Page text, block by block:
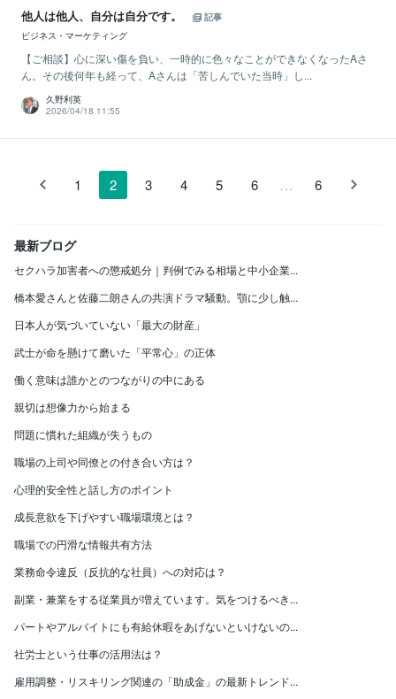
他人は他人、自分は自分です。
記事
ビジネス・マーケティング
【ご相談】心に深い傷を負い、一時的に色々なことができなくなったAさ
ん。その後何年も経って、Aさんは「苦しんでいた当時」し...
久野利英
2026/04/18 11:55
1 2 3 4 5 6 … 6
最新ブログ
セクハラ加害者への懲戒処分｜判例でみる相場と中小企業...
橋本愛さんと佐藤二朗さんの共演ドラマ騒動。顎に少し触...
日本人が気づいていない「最大の財産」
武士が命を懸けて磨いた「平常心」の正体
働く意味は誰かとのつながりの中にある
親切は想像力から始まる
問題に慣れた組織が失うもの
職場の上司や同僚との付き合い方は？
心理的安全性と話し方のポイント
成長意欲を下げやすい職場環境とは？
職場での円滑な情報共有方法
業務命令違反（反抗的な社員）への対応は？
副業・兼業をする従業員が増えています。気をつけるべき...
パートやアルバイトにも有給休暇をあげないといけないの...
社労士という仕事の活用法は？
雇用調整・リスキリング関連の「助成金」の最新トレンド...